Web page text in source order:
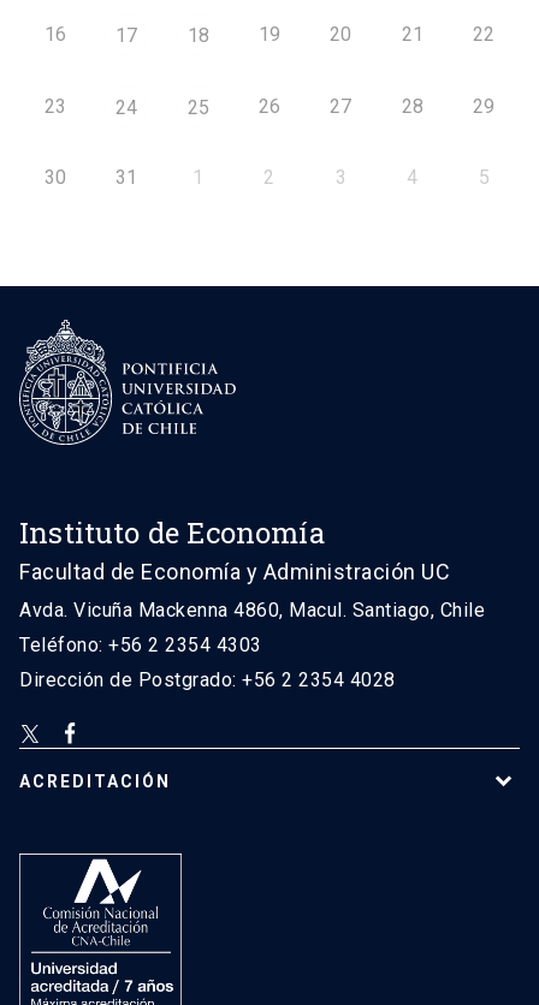
16 17 18 19 20 21 22
23 24 25 26 27 28 29
30 31 1 2 3 4 5
Instituto de Economía
Facultad de Economía y Administración UC
Avda. Vicuña Mackenna 4860, Macul. Santiago, Chile
Teléfono: +56 2 2354 4303
Dirección de Postgrado: +56 2 2354 4028
ACREDITACIÓN